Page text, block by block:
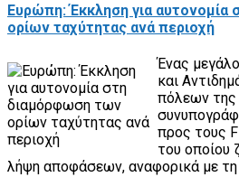
Ευρώπη: Έκκληση για
ορίων ταχύτητας ανά περιοχή
Ένας
και
πόλεων
προς τους
του οποίου
λήψη αποφάσεων, αναφορικά με τη